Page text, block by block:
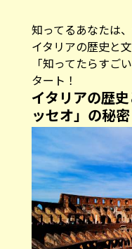
知ってるあなたは
イタリアの歴史と
「知ってたらすご
タート！
イタリアの歴
ッセオ」の秘密